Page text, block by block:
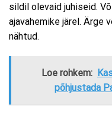
sildil olevaid juhiseid.
ajavahemike järel. Ärge
nähtud.
Loe rohkem:
põhjustada